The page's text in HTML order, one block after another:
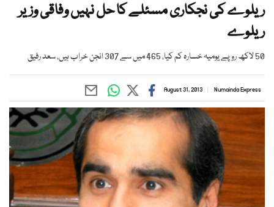
ریلوے کی نجکاری مسئلے کا حل نہیں وفاقی وزیر
ریلوے
50 لاکھ روپے یومیہ خسارہ کم کیا، 465 میں سے 307 انجن خراب ہیں، سعد رفیق
Numainda Express
August 31, 2013